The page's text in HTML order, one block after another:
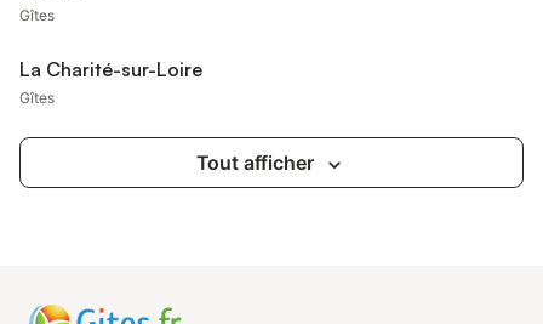
Gîtes
La Charité-sur-Loire
Gîtes
Tout afficher